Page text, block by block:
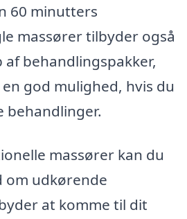
60 minutters
massører tilbyder også
behandlingspakker,
god mulighed, hvis du
behandlinger.
massører kan du
om udkørende
at komme til dit